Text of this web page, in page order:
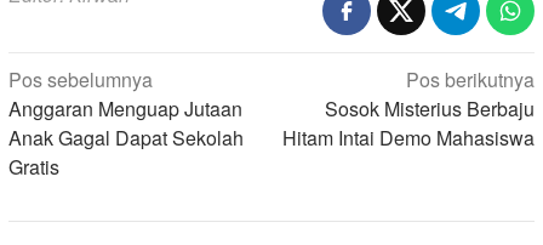
Navigasi
pos
Pos sebelumnya
Anggaran Menguap Jutaan
Anak Gagal Dapat Sekolah
Gratis
Pos berikutnya
Sosok Misterius Berbaju
Hitam Intai Demo Mahasiswa